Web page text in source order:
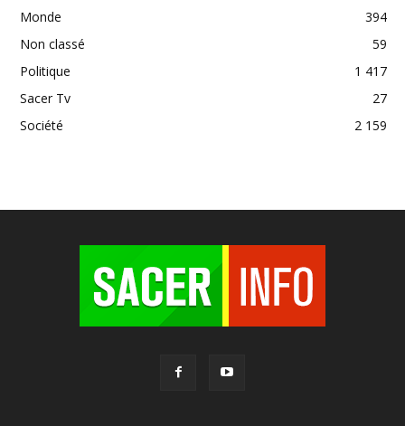
Monde
394
Non classé
59
Politique
1 417
Sacer Tv
27
Société
2 159